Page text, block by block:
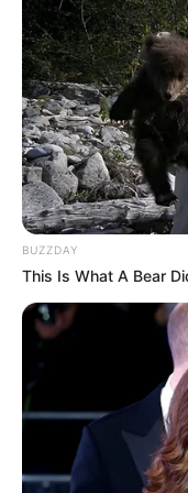
mereka.
New York adalah
sana ketika dia
kembali ke sana
Kekayaan bersihnya
Baca juga:Biodata,
Film
Snake Dick(2020),
The Rising Hawk
See You Soon
(2019),
The Little Mermaid
Dark Souls III(2017),
Sexwax
(2015),
BUZZDAY
This Is What A Bear